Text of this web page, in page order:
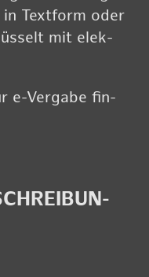
Text­form oder
mit elek­
e-Ver­ga­be fin­